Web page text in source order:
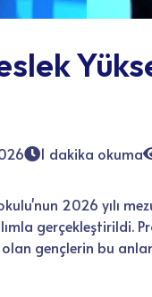
1 dakika okuma
2026 yılı
gerçekleştirildi.
gençlerin bu